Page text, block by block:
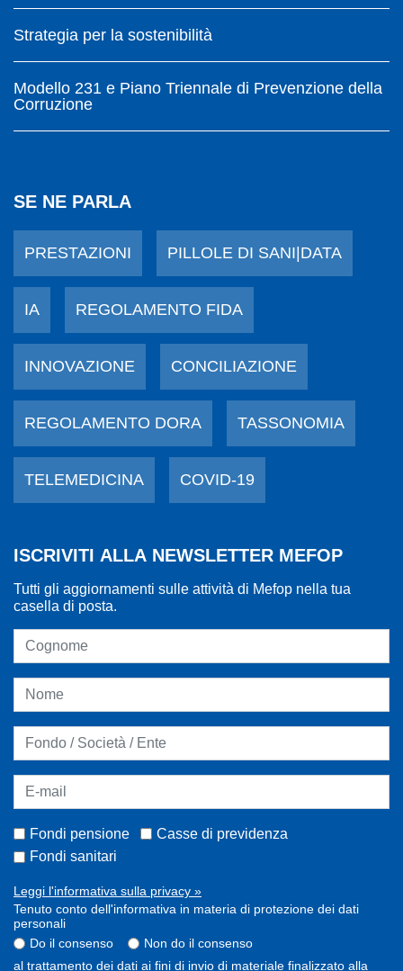
Strategia per la sostenibilità
Modello 231 e Piano Triennale di Prevenzione della
Corruzione
SE NE PARLA
PRESTAZIONI PILLOLE DI SANI|DATA
IA REGOLAMENTO FIDA
INNOVAZIONE CONCILIAZIONE
REGOLAMENTO DORA TASSONOMIA
TELEMEDICINA COVID-19
ISCRIVITI ALLA NEWSLETTER MEFOP
Tutti gli aggiornamenti sulle attività di Mefop nella tua
casella di posta.
Fondi pensione
Casse di previdenza
Fondi sanitari
Leggi l'informativa sulla privacy »
Tenuto conto dell'informativa in materia di protezione dei dati
personali
Do il consenso
Non do il consenso
al trattamento dei dati ai fini di invio di materiale finalizzato alla